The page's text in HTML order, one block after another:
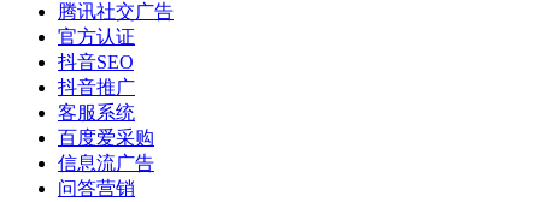
腾讯社交广告
官方认证
抖音SEO
抖音推广
客服系统
百度爱采购
信息流广告
问答营销